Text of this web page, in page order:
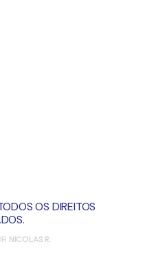
OS DIREITOS
NICOLAS R.